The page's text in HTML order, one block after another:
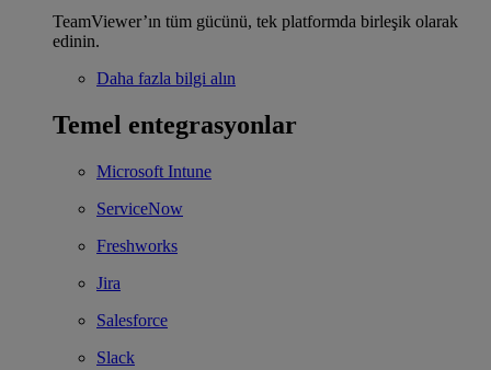
TeamViewer’ın tüm gücünü, tek platformda birleşik olarak
edinin.
Daha fazla bilgi alın
Temel entegrasyonlar
Microsoft Intune
ServiceNow
Freshworks
Jira
Salesforce
Slack